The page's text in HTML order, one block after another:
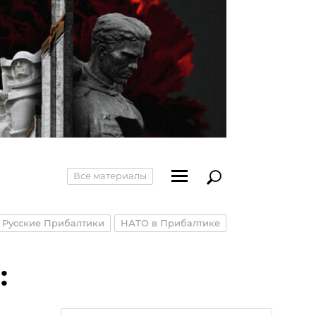
Все материалы
Русские Прибалтики НАТО в Прибалтике